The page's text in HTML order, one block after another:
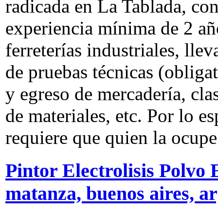
radicada en La Tablada,
experiencia mínima de 2
ferreterías industriales,
de pruebas técnicas
y egreso de mercadería,
de materiales, etc. Por lo
requiere que quien la
Pintor Electrolisis Polvo
matanza, buenos aires,